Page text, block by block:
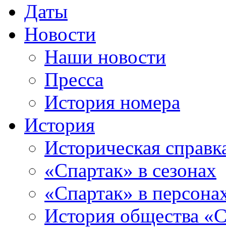
Даты
Новости
Наши новости
Пресса
История номера
История
Историческая
«Спартак» в сезонах
«Спартак» в
История общества